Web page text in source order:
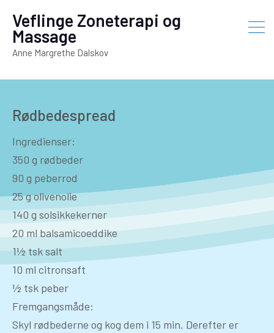
Veflinge Zoneterapi og
Massage
Anne Margrethe Dalskov
Rødbedespread
Ingredienser:
350 g rødbeder
90 g peberrod
25 g olivenolie
140 g solsikkekerner
20 ml balsamicoeddike
1½ tsk salt
10 ml citronsaft
½ tsk peber
Fremgangsmåde:
Skyl rødbederne og kog dem i 15 min. Derefter er